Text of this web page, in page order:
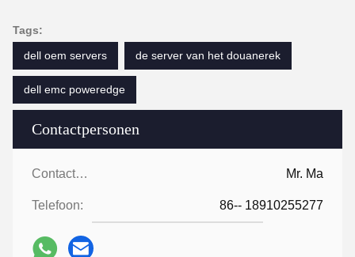
Contactpersonen
Contactpersonen: Mr. Ma
Telefoon: 86-- 18910255277
Tags:
dell oem servers
de server van het douanerek
dell emc poweredge